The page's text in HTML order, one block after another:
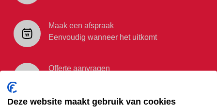
Maak een afspraak
Eenvoudig wanneer het uitkomt
Offerte aanvragen
Deze website maakt gebruik van cookies